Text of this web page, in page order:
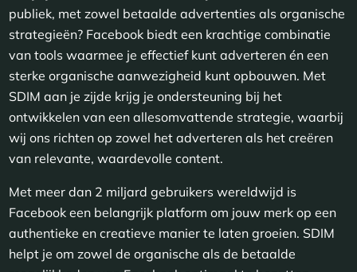
publiek, met zowel betaalde advertenties als organische
strategieën? Facebook biedt een krachtige combinatie
van tools waarmee je effectief kunt adverteren én een
sterke organische aanwezigheid kunt opbouwen. Met
SDIM aan je zijde krijg je ondersteuning bij het
ontwikkelen van een allesomvattende strategie, waarbij
wij ons richten op zowel het adverteren als het creëren
van relevante, waardevolle content.
Met meer dan 2 miljard gebruikers wereldwijd is
Facebook een belangrijk platform om jouw merk op een
authentieke en creatieve manier te laten groeien. SDIM
helpt je om zowel de organische als de betaalde